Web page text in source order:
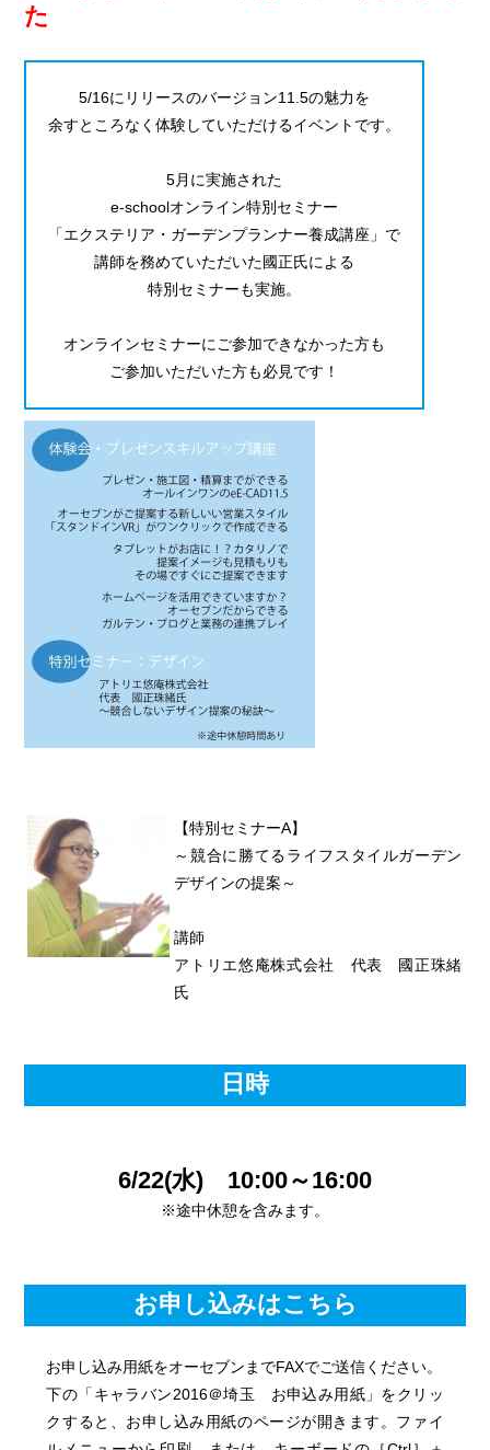
た
5/16にリリースのバージョン11.5の魅力を
余すところなく体験していただけるイベントです。
5月に実施された
e-schoolオンライン特別セミナー
「エクステリア・ガーデンプランナー養成講座」で
講師を務めていただいた國正氏による
特別セミナーも実施。
オンラインセミナーにご参加できなかった方も
ご参加いただいた方も必見です！
【特別セミナーA】
～競合に勝てるライフスタイルガーデン
デザインの提案～
講師
アトリエ悠庵株式会社 代表 國正珠緒
氏
日時
6/22(水) 10:00～16:00
※途中休憩を含みます。
お申し込みはこちら
お申し込み用紙をオーセブンまでFAXでご送信ください。
下の「キャラバン2016＠埼玉 お申込み用紙」をクリッ
クすると、お申し込み用紙のページが開きます。ファイ